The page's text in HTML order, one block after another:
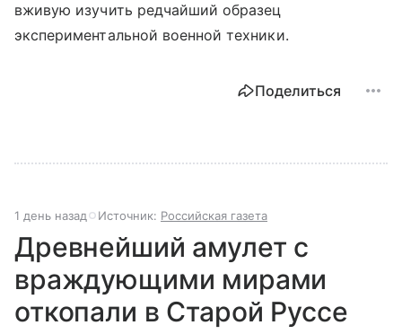
вживую изучить редчайший образец
экспериментальной военной техники.
Поделиться
1 день назад Источник: Российская газета
Древнейший амулет с
враждующими мирами
откопали в Старой Руссе